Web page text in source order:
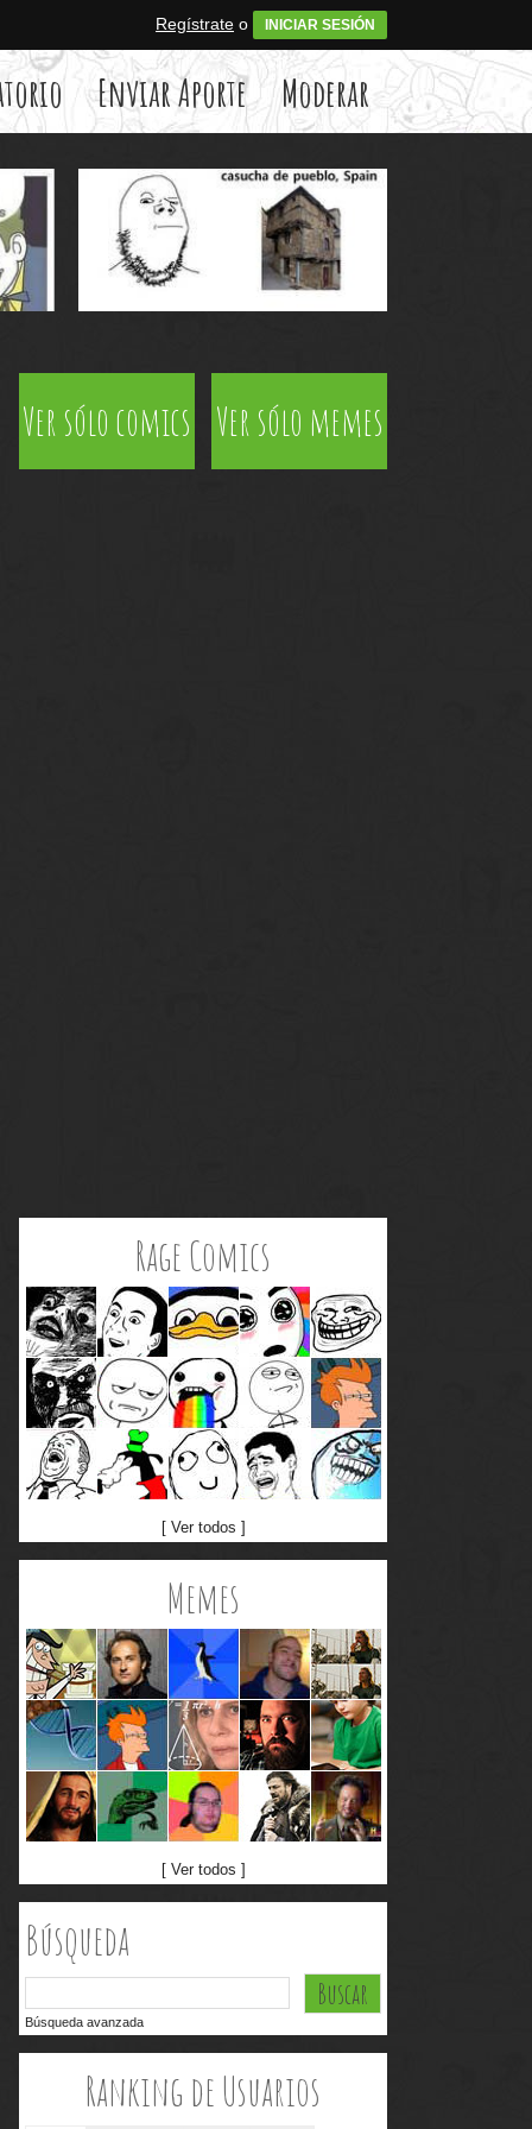
Regístrate o INICIAR SESIÓN
Enviar Aporte Moderar
Ver sólo comics Ver sólo memes
Rage Comics
[ Ver todos ]
Memes
[ Ver todos ]
Búsqueda
Búsqueda avanzada
Ranking de Usuarios